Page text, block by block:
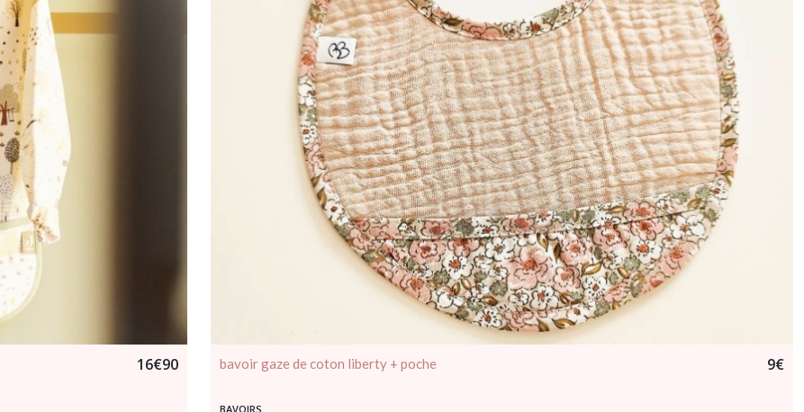
16€90 bavoir gaze de coton liberty + poche 9€
BAVOIRS